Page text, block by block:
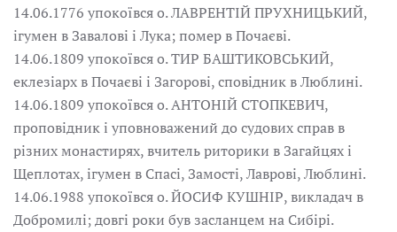
14.06.1776 упокоївся о. ЛАВРЕНТІЙ ПРУХНИЦЬКИЙ,
ігумен в Завалові і Лука; помер в Почаєві.
14.06.1809 упокоївся о. ТИР БАШТИКОВСЬКИЙ,
еклезіарх в Почаєві і Загорові, сповідник в Люблині.
14.06.1809 упокоївся о. АНТОНІЙ СТОПКЕВИЧ,
проповідник і уповноважений до судових справ в
різних монастирях, вчитель риторики в Загайцях і
Щеплотах, ігумен в Спасі, Замості, Лаврові, Люблині.
14.06.1988 упокоївся о. ЙОСИФ КУШНІР, викладач в
Добромилі; довгі роки був засланцем на Сибірі.